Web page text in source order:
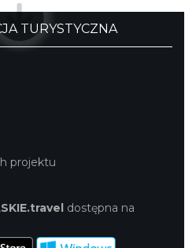
TURYSTYCZNA
projektu
dostępna na